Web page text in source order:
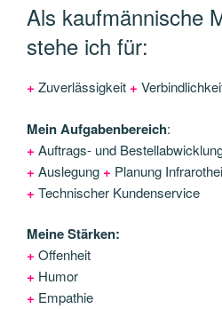
Als kaufmännische
stehe ich für:
+ Zuverlässigkeit+
Mein Aufgabenbereich:
+ Auftrags- und
+ Auslegung+ Planung
+ Technischer Kundenservice
Meine Stärken:
+ Offenheit
+ Humor
+ Empathie